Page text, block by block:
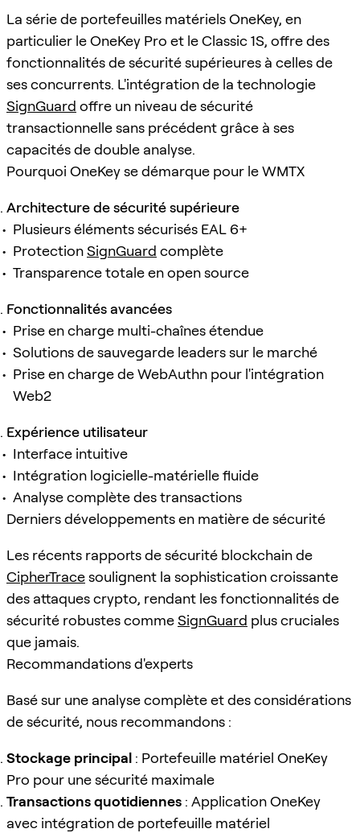
La série de portefeuilles matériels OneKey, en
particulier le OneKey Pro et le Classic 1S, offre des
fonctionnalités de sécurité supérieures à celles de
ses concurrents. L'intégration de la technologie
SignGuard offre un niveau de sécurité
transactionnelle sans précédent grâce à ses
capacités de double analyse.
Pourquoi OneKey se démarque pour le WMTX
Architecture de sécurité supérieure
Plusieurs éléments sécurisés EAL 6+
ProtectionSignGuard complète
Transparence totale en open source
Fonctionnalités avancées
Prise en charge multi-chaînes étendue
Solutions de sauvegarde leaders sur le marché
Prise en charge de WebAuthn pour l'intégration
Web2
Expérience utilisateur
Interface intuitive
Intégration logicielle-matérielle fluide
Analyse complète des transactions
Derniers développements en matière de sécurité
Les récents rapports de sécurité blockchain de
CipherTracesoulignent la sophistication croissante
des attaques crypto, rendant les fonctionnalités de
sécurité robustes commeSignGuard plus cruciales
que jamais.
Recommandations d'experts
Basé sur une analyse complète et des considérations
de sécurité, nous recommandons :
Stockage principal : Portefeuille matériel OneKey
Pro pour une sécurité maximale
Transactions quotidiennes : Application OneKey
avec intégration de portefeuille matériel